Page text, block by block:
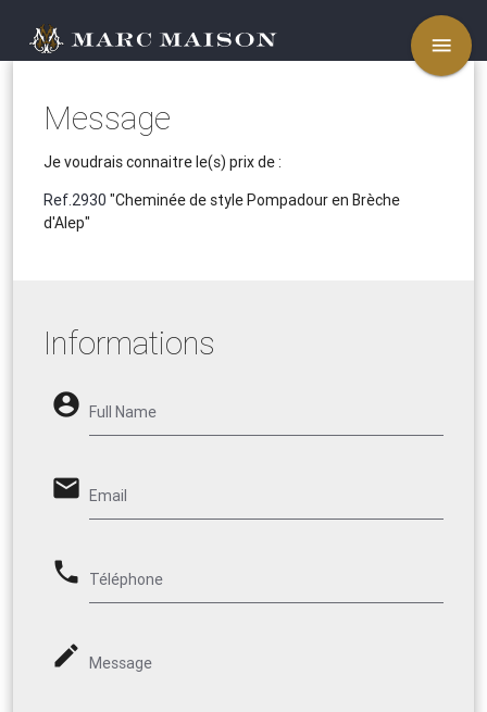
menu
Message
Je voudrais connaitre le(s) prix de :
Ref.2930 "Cheminée de style Pompadour en Brèche
d'Alep"
Informations
account_circle Full Name
email Email
phone Téléphone
mode_edit Message